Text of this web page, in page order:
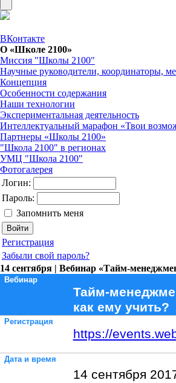
ВКонтакте
О «Школе 2100»
Миссия "Школы 2100"
Научные руководители, координаторы,
Концепция
Особенности содержания
Наши технологии
Экспериментальная деятельность
Интеллектуальный марафон «Твои
Партнеры «Школы 2100»
"Школа 2100" в регионах
УМЦ "Школа 2100"
Фотогалерея
Логин:
Пароль:
Запомнить меня
Регистрация
Забыли свой пароль?
14 сентября | Вебинар «Тайм-
Вебинар
Тайм-
как ему учить?
Регистрация
https://
Дата и время
14 сентября